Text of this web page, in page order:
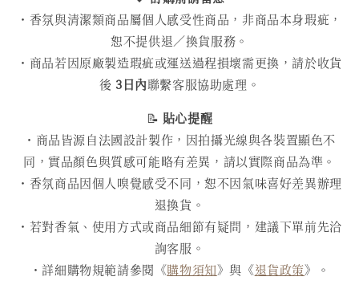
・香氛與清潔類商品屬個人感受性商品，非商品本身瑕疵，
恕不提供退／換貨服務。
・商品若因原廠製造瑕疵或運送過程損壞需更換，請於收貨
後 3日內聯繫客服協助處理。
📝 貼心提醒
・商品皆源自法國設計製作，因拍攝光線與各裝置顯色不
同，實品顏色與質感可能略有差異，請以實際商品為準。
・香氛商品因個人嗅覺感受不同，恕不因氣味喜好差異辦理
退換貨。
・若對香氣、使用方式或商品細節有疑問，建議下單前先洽
詢客服。
・詳細購物規範請參閱《購物須知》與《退貨政策》。